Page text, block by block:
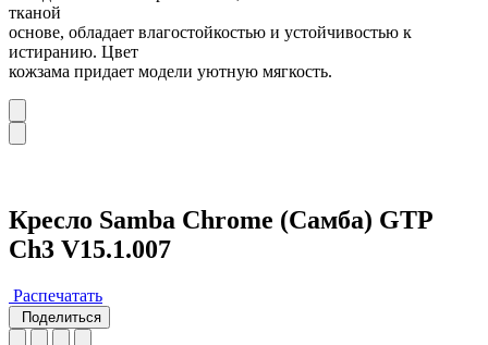
тканой
основе, обладает влагостойкостью и устойчивостью к
истиранию. Цвет
кожзама придает модели уютную мягкость.
Кресло Samba Chrome (Самба) GTP
Ch3 V15.1.007
Распечатать
Поделиться